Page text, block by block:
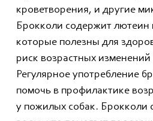
кроветворения, и другие
Брокколи содержит лютеин
которые полезны для
риск возрастных изменений
Регулярное употребление
помочь в профилактике
у пожилых собак. Брокколи